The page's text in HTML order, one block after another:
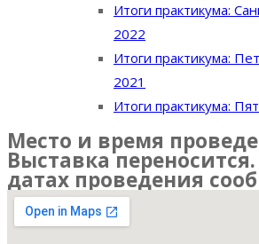
Итоги практикума:
2022
Итоги практикума:
2021
Итоги практикума:
Место и время
Выставка
датах проведения